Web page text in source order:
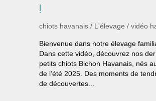
!
chiots havanais / L'élevage / vidéo
Bienvenue dans notre élevage
Dans cette vidéo, découvrez nos
petits chiots Bichon Havanais, nés
de l’été 2025. Des moments de
de découvertes...